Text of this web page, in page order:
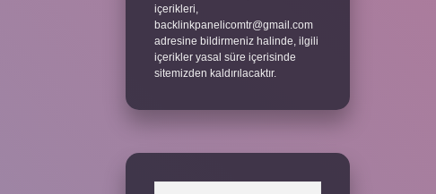
içerikleri,
backlinkpanelicomtr@gmail.com
adresine bildirmeniz halinde, ilgili
içerikler yasal süre içerisinde
sitemizden kaldırılacaktır.